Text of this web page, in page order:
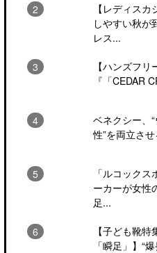
【レディス
しやすい秋が
レス...
【ハンズフ
『「CEDAR
ベネクシー、
性”を両立さ
「ルコック
ーカーが女性
足...
【子ども靴
「瞬足」】“